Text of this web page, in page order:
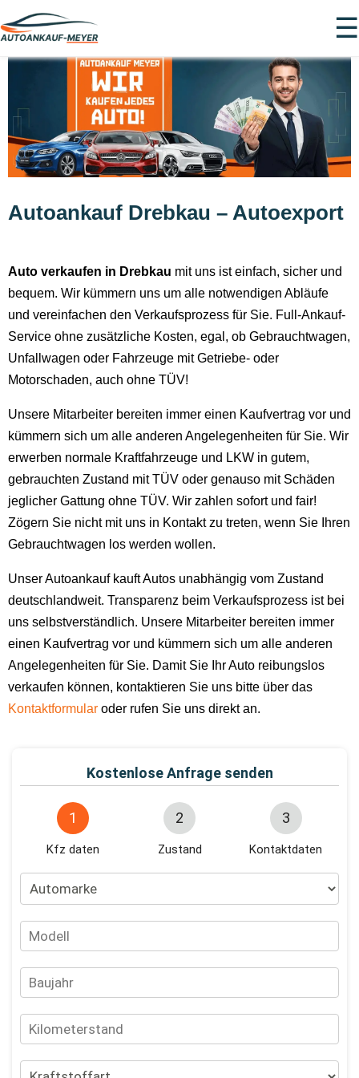
☰
Autoankauf Drebkau – Autoexport
Auto verkaufen in Drebkau mit uns ist einfach, sicher und
bequem. Wir kümmern uns um alle notwendigen Abläufe
und vereinfachen den Verkaufsprozess für Sie. Full-Ankauf-
Service ohne zusätzliche Kosten, egal, ob Gebrauchtwagen,
Unfallwagen oder Fahrzeuge mit Getriebe- oder
Motorschaden, auch ohne TÜV!
Unsere Mitarbeiter bereiten immer einen Kaufvertrag vor und
kümmern sich um alle anderen Angelegenheiten für Sie. Wir
erwerben normale Kraftfahrzeuge und LKW in gutem,
gebrauchten Zustand mit TÜV oder genauso mit Schäden
jeglicher Gattung ohne TÜV. Wir zahlen sofort und fair!
Zögern Sie nicht mit uns in Kontakt zu treten, wenn Sie Ihren
Gebrauchtwagen los werden wollen.
Unser Autoankauf kauft Autos unabhängig vom Zustand
deutschlandweit. Transparenz beim Verkaufsprozess ist bei
uns selbstverständlich. Unsere Mitarbeiter bereiten immer
einen Kaufvertrag vor und kümmern sich um alle anderen
Angelegenheiten für Sie. Damit Sie Ihr Auto reibungslos
verkaufen können, kontaktieren Sie uns bitte über das
Kontaktformular oder rufen Sie uns direkt an.